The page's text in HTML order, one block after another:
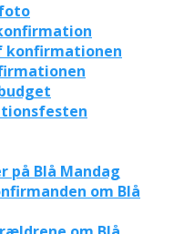
konfirmationen
på Blå Mandag
om Blå